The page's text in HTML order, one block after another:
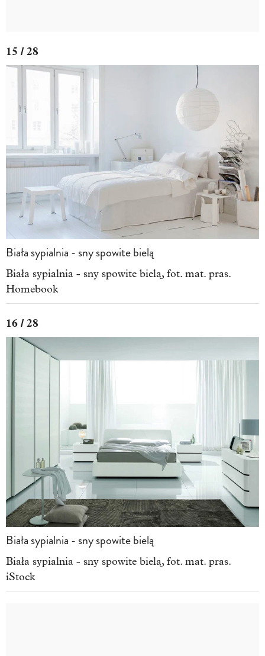
15 / 28
Biała sypialnia - sny spowite bielą
Biała sypialnia - sny spowite bielą, fot. mat. pras.
Homebook
16 / 28
Biała sypialnia - sny spowite bielą
Biała sypialnia - sny spowite bielą, fot. mat. pras.
iStock